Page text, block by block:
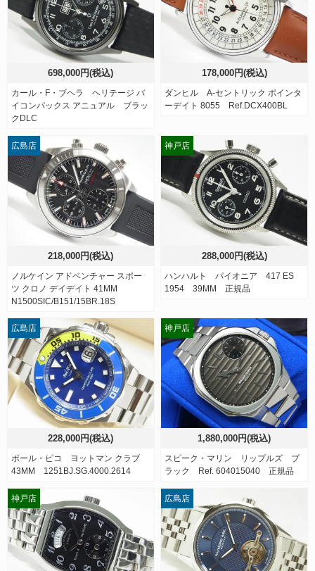
698,000円(税込)
カール・F・ブヘラ ヘリテージ バ
イコンパックス アニュアル ブラッ
クDLC
178,000円(税込)
ダンヒル A-セントリック ポインタ
ーデイト 8055 Ref.DCX400BL
218,000円(税込)
ノルケイン アドベンチャー スポー
ツ クロノ デイデイト 41MM
N1500SIC/B151/15BR.18S
広島店
288,000円(税込)
ハンハルト パイオニア 417 ES
1954 39MM 正規品
神戸店
228,000円(税込)
ポール・ピコ ヨットマン クラブ
43MM 1251BJ.SG.4000.2614
広島店
1,880,000円(税込)
スピーク・マリン リップルズ ブ
ラック Ref. 604015040 正規品
神戸店
神戸店 広島店